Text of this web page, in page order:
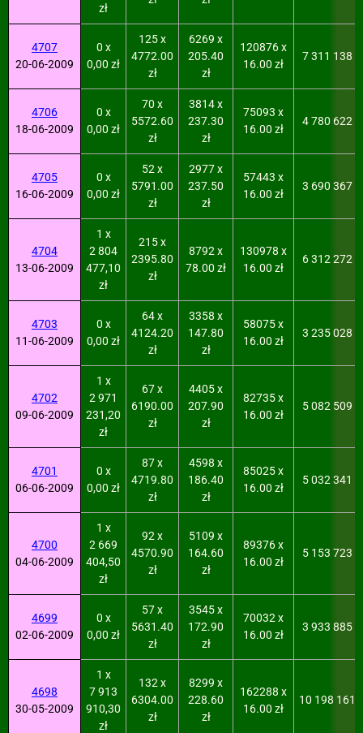
zł
4707
20-06-2009
0 x
0,00 zł
125 x
4772.00
zł
6269 x
205.40
zł
120876 x
16.00 zł
7 311 138
4706
18-06-2009
0 x
0,00 zł
70 x
5572.60
zł
3814 x
237.30
zł
75093 x
16.00 zł
4 780 622
4705
16-06-2009
0 x
0,00 zł
52 x
5791.00
zł
2977 x
237.50
zł
57443 x
16.00 zł
3 690 367
4704
13-06-2009
1 x
2 804
477,10
zł
215 x
2395.80
zł
8792 x
78.00 zł
130978 x
16.00 zł
6 312 272
4703
11-06-2009
0 x
0,00 zł
64 x
4124.20
zł
3358 x
147.80
zł
58075 x
16.00 zł
3 235 028
4702
09-06-2009
1 x
2 971
231,20
zł
67 x
6190.00
zł
4405 x
207.90
zł
82735 x
16.00 zł
5 082 509
4701
06-06-2009
0 x
0,00 zł
87 x
4719.80
zł
4598 x
186.40
zł
85025 x
16.00 zł
5 032 341
4700
04-06-2009
1 x
2 669
404,50
zł
92 x
4570.90
zł
5109 x
164.60
zł
89376 x
16.00 zł
5 153 723
4699
02-06-2009
0 x
0,00 zł
57 x
5631.40
zł
3545 x
172.90
zł
70032 x
16.00 zł
3 933 885
4698
30-05-2009
1 x
7 913
910,30
zł
132 x
6304.00
zł
8299 x
228.60
zł
162288 x
16.00 zł
10 198 161